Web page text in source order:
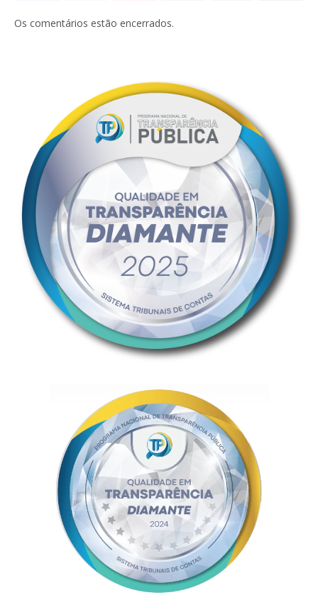
Os comentários estão encerrados.